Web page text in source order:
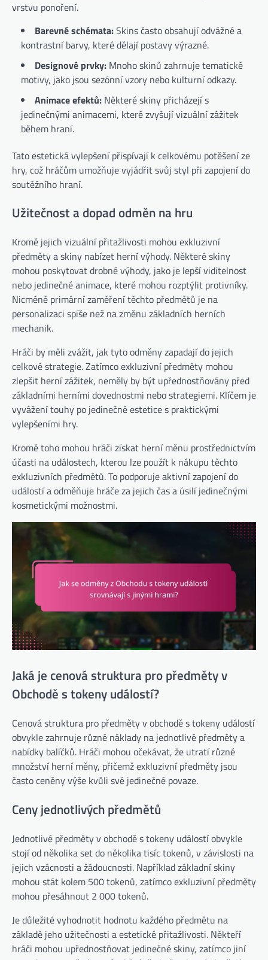
vrstvu ponoření.
Barevné schémata:Skins často obsahují odvážné a
kontrastní barvy, které dělají postavy výrazné.
Designové prvky: Mnoho skinů zahrnuje tematické
motivy, jako jsou sezónní vzory nebo kulturní odkazy.
Animace efektů: Některé skiny přicházejí s
jedinečnými animacemi, které zvyšují vizuální zážitek
během hraní.
Tato estetická vylepšení přispívají k celkovému potěšení ze
hry, což hráčům umožňuje vyjádřit svůj styl při zapojení do
soutěžního hraní.
Užitečnost a dopad odměn na hru
Kromě jejich vizuální přitažlivosti mohou exkluzivní
předměty a skiny nabízet herní výhody. Některé skiny
mohou poskytovat drobné výhody, jako je lepší viditelnost
nebo jedinečné animace, které mohou rozptýlit protivníky.
Nicméně primární zaměření těchto předmětů je na
personalizaci spíše než na změnu základních herních
mechanik.
Hráči by měli zvážit, jak tyto odměny zapadají do jejich
celkové strategie. Zatímco exkluzivní předměty mohou
zlepšit herní zážitek, neměly by být upřednostňovány před
základními herními dovednostmi nebo strategiemi. Klíčem je
vyvážení touhy po jedinečné estetice s praktickými
vylepšeními hry.
Kromě toho mohou hráči získat herní měnu prostřednictvím
účasti na událostech, kterou lze použít k nákupu těchto
exkluzivních předmětů. To podporuje aktivní zapojení do
událostí a odměňuje hráče za jejich čas a úsilí jedinečnými
kosmetickými možnostmi.
Jaká je cenová struktura pro předměty v
Obchodě s tokeny událostí?
Cenová struktura pro předměty v obchodě s tokeny událostí
obvykle zahrnuje různé náklady na jednotlivé předměty a
nabídky balíčků. Hráči mohou očekávat, že utratí různé
množství herní měny, přičemž exkluzivní předměty jsou
často ceněny výše kvůli své jedinečné povaze.
Ceny jednotlivých předmětů
Jednotlivé předměty v obchodě s tokeny událostí obvykle
stojí od několika set do několika tisíc tokenů, v závislosti na
jejich vzácnosti a žádoucnosti. Například základní skiny
mohou stát kolem 500 tokenů, zatímco exkluzivní předměty
mohou přesáhnout 2 000 tokenů.
Je důležité vyhodnotit hodnotu každého předmětu na
základě jeho užitečnosti a estetické přitažlivosti. Někteří
hráči mohou upřednostňovat jedinečné skiny, zatímco jiní